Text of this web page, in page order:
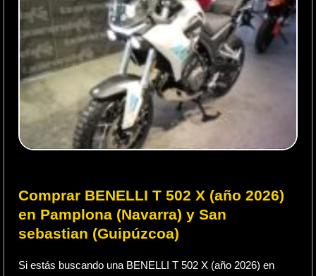
Comprar BENELLI T 502 X (año 2026)
en Pamplona (Navarra) y San
sebastian (Guipúzcoa)
Si estás buscando una BENELLI T 502 X (año 2026) en